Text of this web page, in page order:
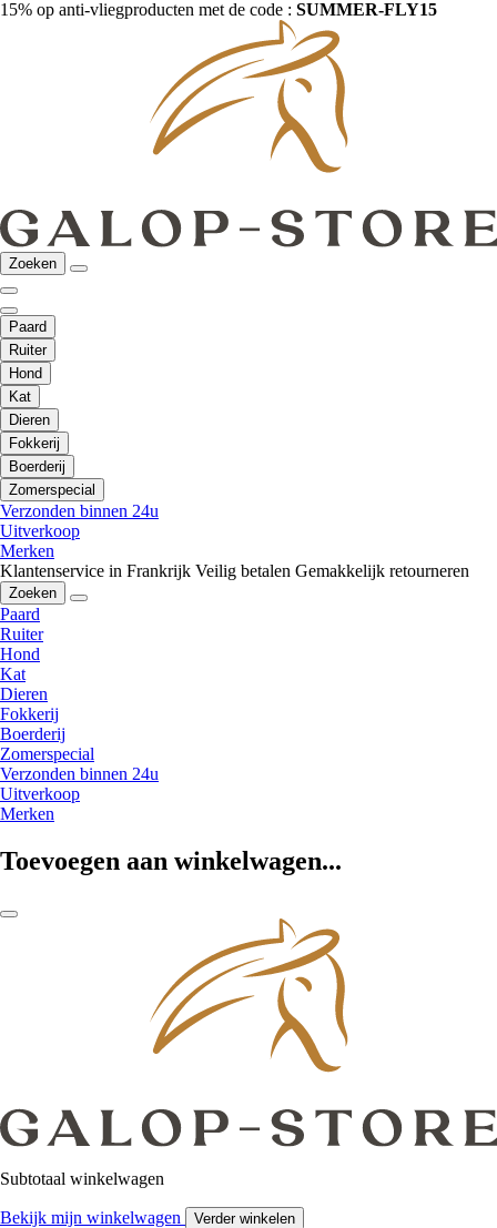
15% op anti-vliegproducten met de code : SUMMER-FLY15
Zoeken
Paard
Ruiter
Hond
Kat
Dieren
Fokkerij
Boerderij
Zomerspecial
Verzonden binnen 24u
Uitverkoop
Merken
Klantenservice in Frankrijk Veilig betalen Gemakkelijk retourneren
Zoeken
Paard
Ruiter
Hond
Kat
Dieren
Fokkerij
Boerderij
Zomerspecial
Verzonden binnen 24u
Uitverkoop
Merken
Toevoegen aan winkelwagen...
Subtotaal winkelwagen
Bekijk mijn winkelwagen Verder winkelen